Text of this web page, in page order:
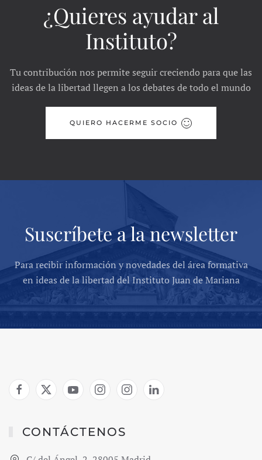
¿Quieres ayudar al
Instituto?
Tu contribución nos permite seguir creciendo para que las
ideas de la libertad llegen a los debates de todo el mundo
QUIERO HACERME SOCIO
Suscríbete a la newsletter
Para recibir información y novedades del área formativa
en ideas de la libertad del Instituto Juan de Mariana
CONTÁCTENOS